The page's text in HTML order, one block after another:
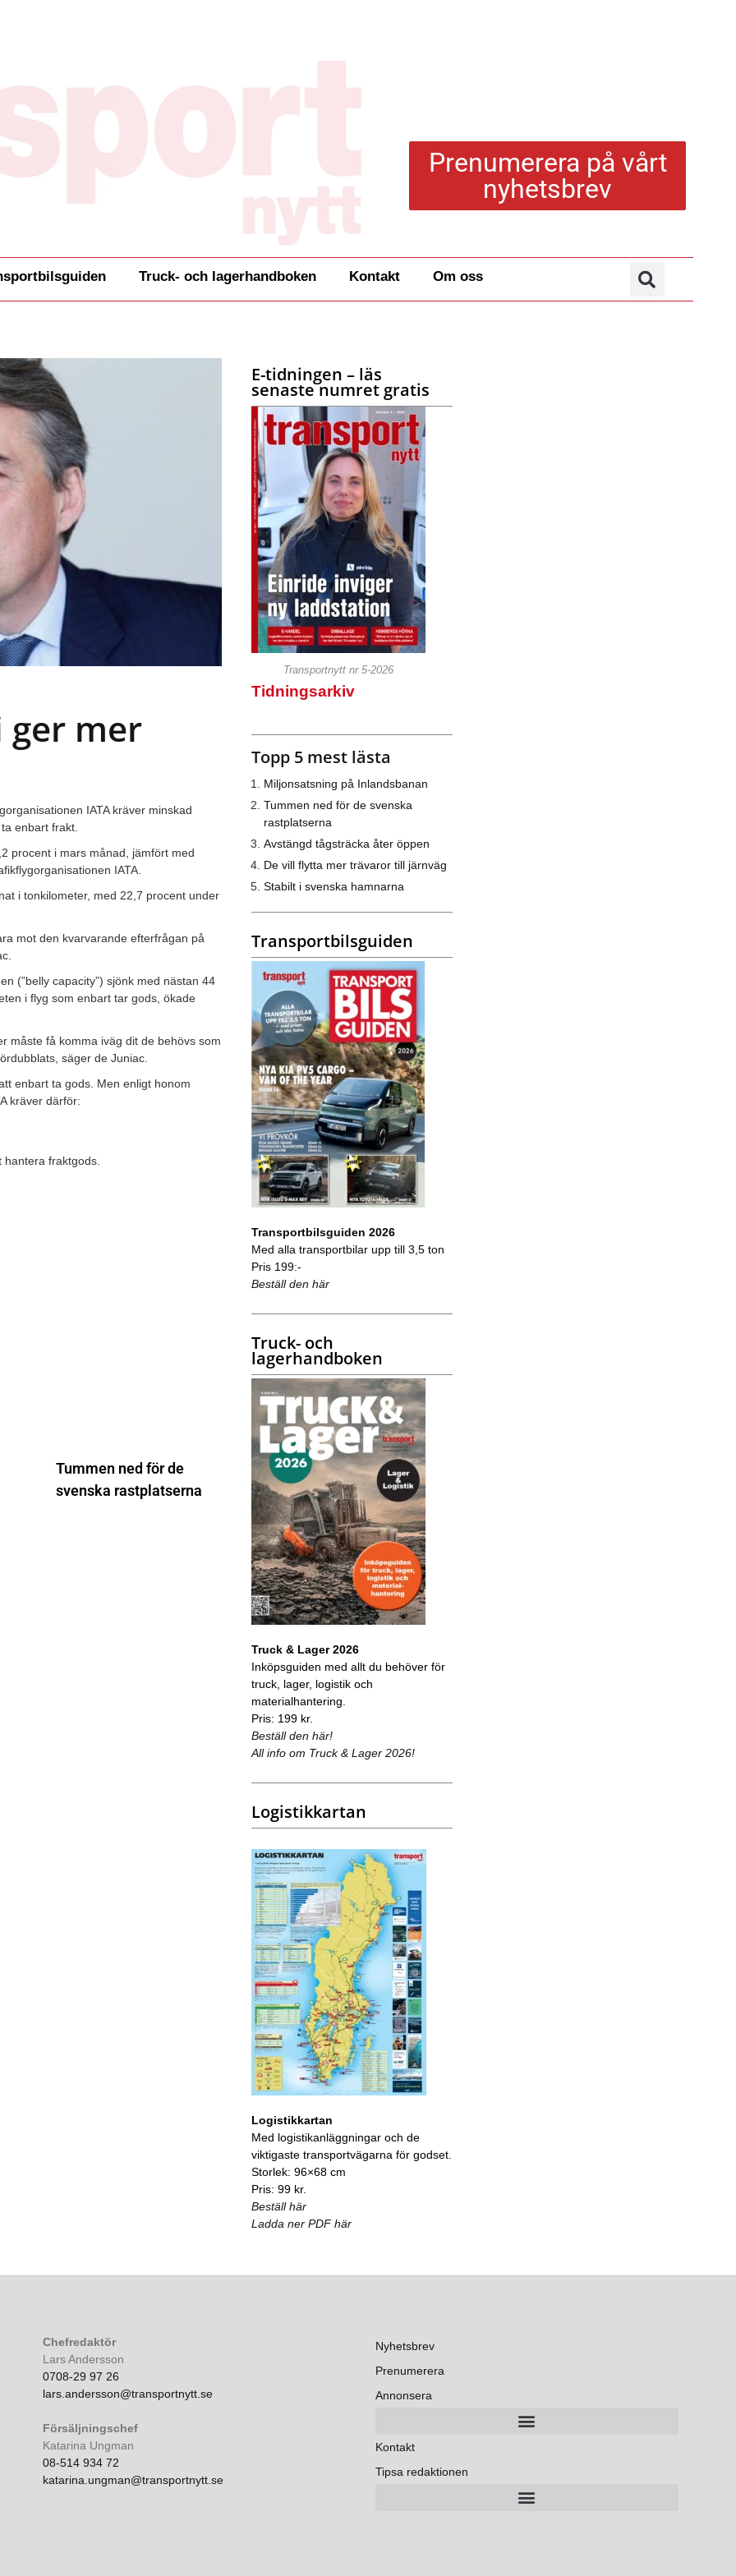
Prenumerera på vårt
nyhetsbrev
Truck- och lagerhandboken Kontakt Om oss
ger mer
IATA kräver minskad
enbart frakt.
procent i mars månad, jämfört med
IATA.
i tonkilometer, med 22,7 procent under
mot den kvarvarande efterfrågan på
(”belly capacity”) sjönk med nästan 44
i flyg som enbart tar gods, ökade
måste få komma iväg dit de behövs som
säger de Juniac.
enbart ta gods. Men enligt honom
kräver därför:
fraktgods.
Tummen ned för de
svenska rastplatserna
E-tidningen – läs
senaste numret gratis
Transportnytt nr 5-2026
Tidningsarkiv
Topp 5 mest lästa
Miljonsatsning på Inlandsbanan
Tummen ned för de svenska
rastplatserna
Avstängd tågsträcka åter öppen
De vill flytta mer trävaror till järnväg
Stabilt i svenska hamnarna
Transportbilsguiden
Transportbilsguiden 2026
Med alla transportbilar upp till 3,5 ton
Pris 199:-
Beställ den här
Truck- och
lagerhandboken
Truck & Lager 2026
Inköpsguiden med allt du behöver för
truck, lager, logistik och
materialhantering.
Pris: 199 kr.
Beställ den här!
All info om Truck & Lager 2026!
Logistikkartan
Logistikkartan
Med logistikanläggningar och de
viktigaste transportvägarna för godset.
Storlek: 96×68 cm
Pris: 99 kr.
Beställ här
Ladda ner PDF här
Chefredaktör
Lars Andersson
0708-29 97 26
lars.andersson@transportnytt.se
Försäljningschef
Katarina Ungman
08-514 934 72
katarina.ungman@transportnytt.se
Nyhetsbrev
Prenumerera
Annonsera
Kontakt
Tipsa redaktionen